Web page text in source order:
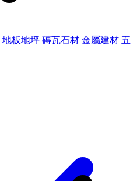
地板地坪 磚瓦石材 金屬建材 五